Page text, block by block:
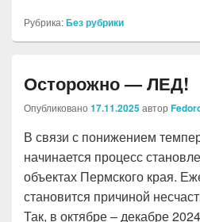
Рубрика:Без рубрики
Осторожно — ЛЕД!
Опубликовано 17.11.2025автор
В связи с понижением
начинается процесс
объектах Пермского края.
становится причиной
Так, в октябре – декабре